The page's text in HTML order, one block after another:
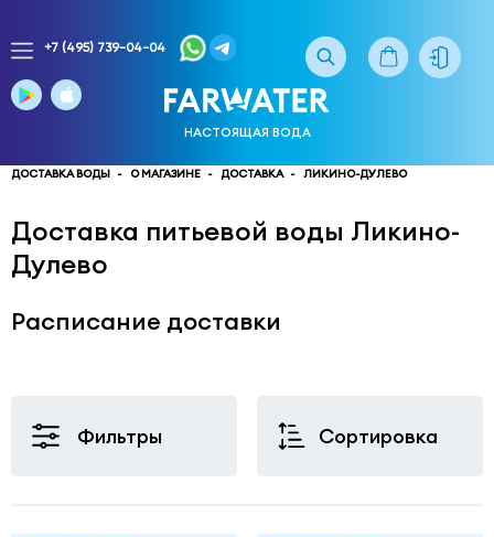
доставки
воды
многоканальный
141033Московская
н,
Поселок
+7 (495) 739-04-04
НАСТОЯЩАЯ ВОДА
ДОСТАВКА ВОДЫ О МАГАЗИНЕ ДОСТАВКА ЛИКИНО-ДУЛЕВО
Доставка питьевой воды Ликино-
Дулево
Расписание доставки
Фильтры Сортировка